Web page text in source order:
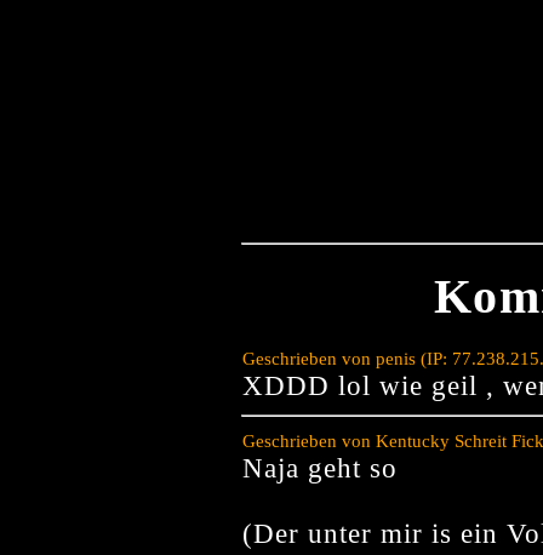
Geschrieben von penis (IP:
XDDD lol wie geil ,
Geschrieben von Kentucky Schreit
Naja geht so
(Der unter mir is ein